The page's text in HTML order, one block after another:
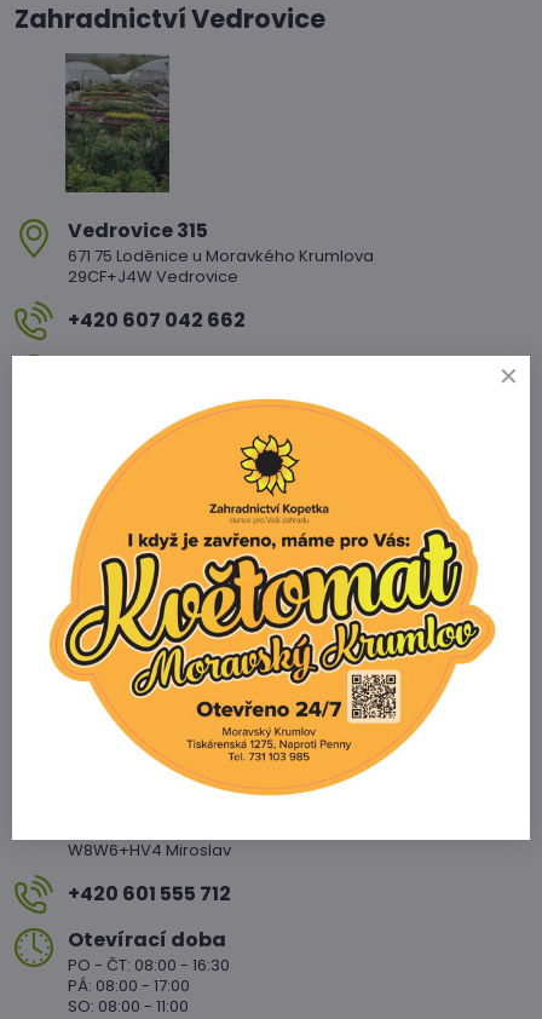
Zahradnictví Vedrovice
Vedrovice 315
671 75 Loděnice u Moravkého Krumlova
29CF+J4W Vedrovice
+420 607 042 662
SO : 08:00 - 11:30 13:00 - 16:30
NE : 08:00 - 11:30 14:00 - 16:00
Žádáme zákazníky aby za všech okolností
dodržovali dopravní předpisy §25
Prodejna Miroslav
nám​. Svobody 20/20
W8W6+HV4 Miroslav
+420 601 555 712
Otevírací doba
PO - ČT: 08:00 - 16:30
PÁ: 08:00 - 17:00
SO: 08:00 - 11:00